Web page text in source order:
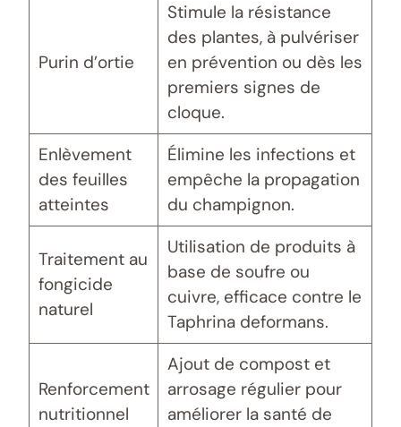
Purin d’ortie
Stimule la résistance
des plantes, à pulvériser
en prévention ou dès les
premiers signes de
cloque.
Enlèvement
des feuilles
atteintes
Élimine les infections et
empêche la propagation
du champignon.
Traitement au
fongicide
naturel
Utilisation de produits à
base de soufre ou
cuivre, efficace contre le
Taphrina deformans.
Renforcement
nutritionnel
Ajout de compost et
arrosage régulier pour
améliorer la santé de